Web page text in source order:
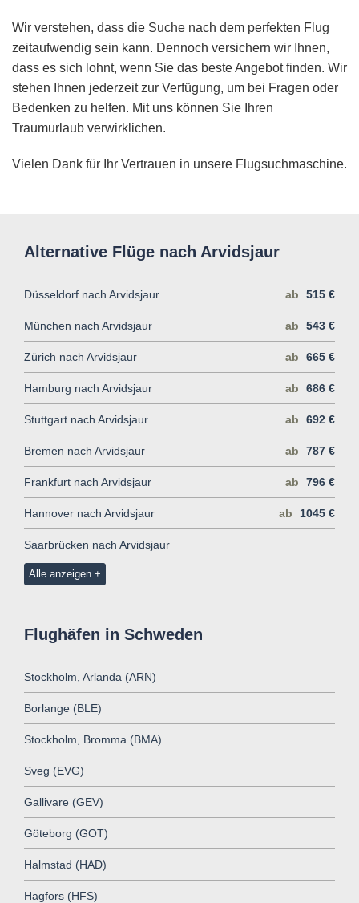
Wir verstehen, dass die Suche nach dem perfekten Flug
zeitaufwendig sein kann. Dennoch versichern wir Ihnen,
dass es sich lohnt, wenn Sie das beste Angebot finden. Wir
stehen Ihnen jederzeit zur Verfügung, um bei Fragen oder
Bedenken zu helfen. Mit uns können Sie Ihren
Traumurlaub verwirklichen.
Vielen Dank für Ihr Vertrauen in unsere Flugsuchmaschine.
Alternative Flüge nach Arvidsjaur
Düsseldorf nach Arvidsjaur ab 515 €
München nach Arvidsjaur ab 543 €
Zürich nach Arvidsjaur ab 665 €
Hamburg nach Arvidsjaur ab 686 €
Stuttgart nach Arvidsjaur ab 692 €
Bremen nach Arvidsjaur ab 787 €
Frankfurt nach Arvidsjaur ab 796 €
Hannover nach Arvidsjaur ab 1045 €
Saarbrücken nach Arvidsjaur
Alle anzeigen
Flughäfen in Schweden
Stockholm, Arlanda (ARN)
Borlange (BLE)
Stockholm, Bromma (BMA)
Sveg (EVG)
Gallivare (GEV)
Göteborg (GOT)
Halmstad (HAD)
Hagfors (HFS)